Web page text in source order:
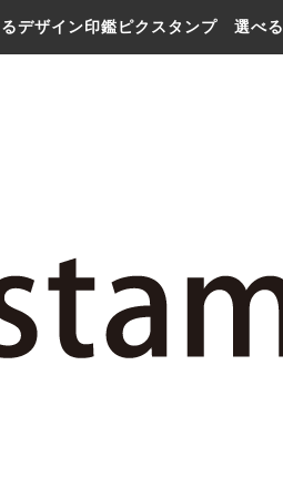
デザイン印鑑ピクスタンプ 選べる